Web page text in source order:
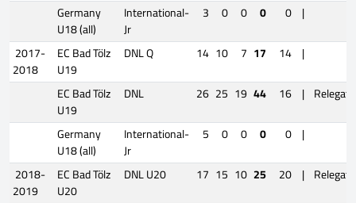
Germany
U18 (all)
International-
Jr
3 0 0 0 0 |
2017-
2018
EC Bad Tölz
U19
DNL Q 14 10 7 17 14 |
EC Bad Tölz
U19
DNL 26 25 19 44 16 |
Germany
U18 (all)
International-
Jr
5 0 0 0 0 |
2018-
2019
EC Bad Tölz
U20
DNL U20 17 15 10 25 20 |